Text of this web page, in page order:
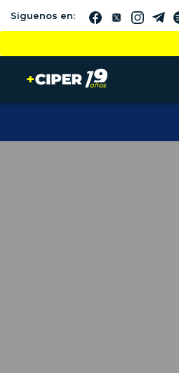
Siguenos en: